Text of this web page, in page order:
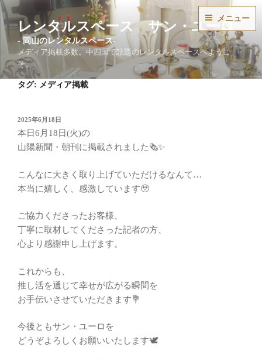
コ
ン
テ
ン
ツ
へ
レンタルスペース サン・ユーロ
メディア掲載多数。中四国で話題のレンタルスペースへようこ
そ。
メニュー
タグ: メディア掲載
投
稿
2025年6月18日
本日6月18日(火)の
山陽新聞・朝刊に掲載されました🗞️✨
こんなに大きく取り上げていただけるなんて…
本当に嬉しく、感激しています🥹
ご協力くださったお客様、
丁寧に取材してくださった記者の方、
心より感謝申し上げます。
これからも、
推し活を通じて幸せが広がる瞬間を
お手伝いさせていただきます💐
今後ともサン・ユーロを
どうぞよろしくお願いいたします🕊️